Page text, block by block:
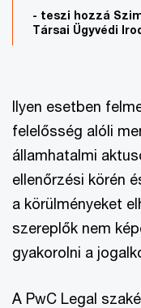
- teszi hozzá
Társai Ügyvédi
Ilyen esetben
felelősség alóli
államhatalmi
ellenőrzési körén
a körülményeket
szereplők nem
gyakorolni a
A PwC Legal